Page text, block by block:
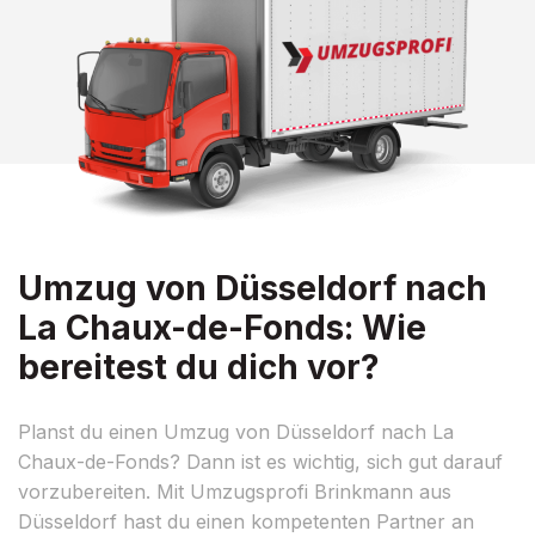
Umzug von Düsseldorf nach
La Chaux-de-Fonds: Wie
bereitest du dich vor?
Planst du einen Umzug von Düsseldorf nach La
Chaux-de-Fonds? Dann ist es wichtig, sich gut darauf
vorzubereiten. Mit Umzugsprofi Brinkmann aus
Düsseldorf hast du einen kompetenten Partner an